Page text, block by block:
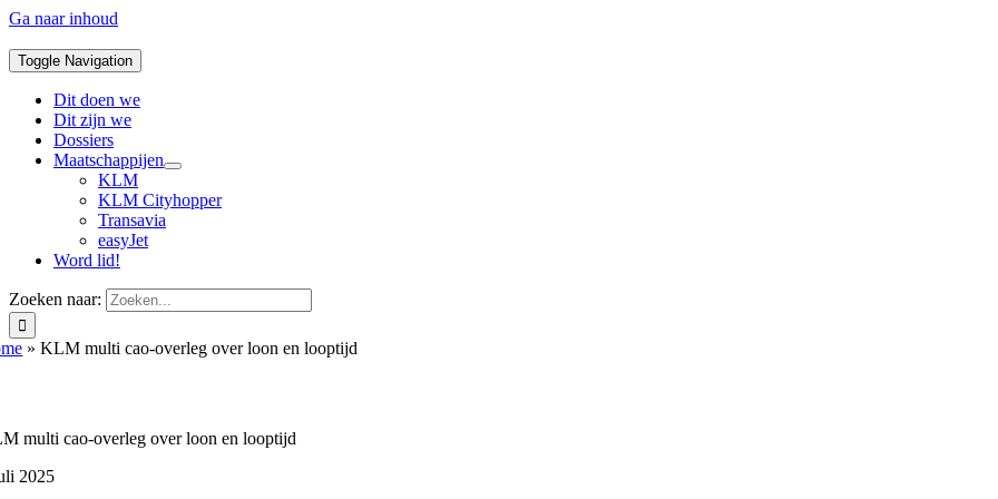
Ga naar inhoud
Toggle Navigation
Dit doen we
Dit zijn we
Dossiers
Maatschappijen
KLM
KLM Cityhopper
Transavia
easyJet
Word lid!
Zoeken naar:
»KLM multi cao-overleg over loon en looptijd
multi cao-overleg over loon en looptijd
2025